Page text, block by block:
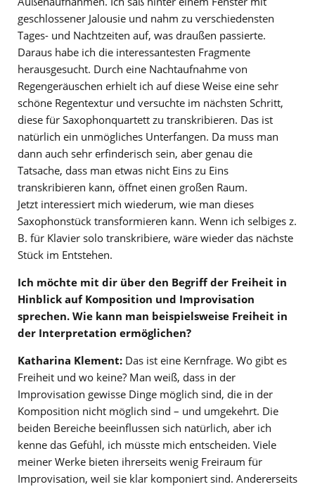
geschlossener Jalousie und nahm zu verschiedensten
Tages- und Nachtzeiten auf, was draußen passierte.
Daraus habe ich die interessantesten Fragmente
herausgesucht. Durch eine Nachtaufnahme von
Regengeräuschen erhielt ich auf diese Weise eine sehr
schöne Regentextur und versuchte im nächsten Schritt,
diese für Saxophonquartett zu transkribieren. Das ist
natürlich ein unmögliches Unterfangen. Da muss man
dann auch sehr erfinderisch sein, aber genau die
Tatsache, dass man etwas nicht Eins zu Eins
transkribieren kann, öffnet einen großen Raum.
Jetzt interessiert mich wiederum, wie man dieses
Saxophonstück transformieren kann. Wenn ich selbiges z.
B. für Klavier solo transkribiere, wäre wieder das nächste
Stück im Entstehen.
Ich möchte mit dir über den Begriff der Freiheit in
Hinblick auf Komposition und Improvisation
sprechen. Wie kann man beispielsweise Freiheit in
der Interpretation ermöglichen?
Katharina Klement: Das ist eine Kernfrage. Wo gibt es
Freiheit und wo keine? Man weiß, dass in der
Improvisation gewisse Dinge möglich sind, die in der
Komposition nicht möglich sind – und umgekehrt. Die
beiden Bereiche beeinflussen sich natürlich, aber ich
kenne das Gefühl, ich müsste mich entscheiden. Viele
meiner Werke bieten ihrerseits wenig Freiraum für
Improvisation, weil sie klar komponiert sind. Andererseits